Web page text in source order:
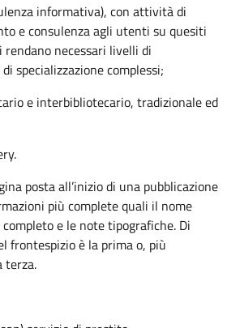
informativa), con attività di
e consulenza agli utenti su quesiti
necessari livelli di
specializzazione complessi;
e interbibliotecario, tradizionale ed
posta all’inizio di una pubblicazione
più complete quali il nome
e le note tipografiche. Di
frontespizio è la prima o, più
terza.